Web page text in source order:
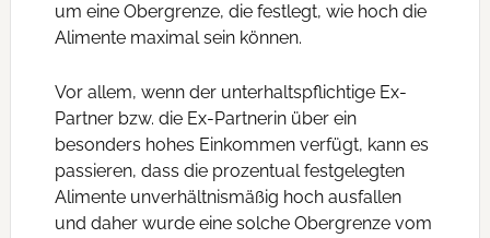
um eine Obergrenze, die festlegt, wie hoch die
Alimente maximal sein können.
Vor allem, wenn der unterhaltspflichtige Ex-
Partner bzw. die Ex-Partnerin über ein
besonders hohes Einkommen verfügt, kann es
passieren, dass die prozentual festgelegten
Alimente unverhältnismäßig hoch ausfallen
und daher wurde eine solche Obergrenze vom